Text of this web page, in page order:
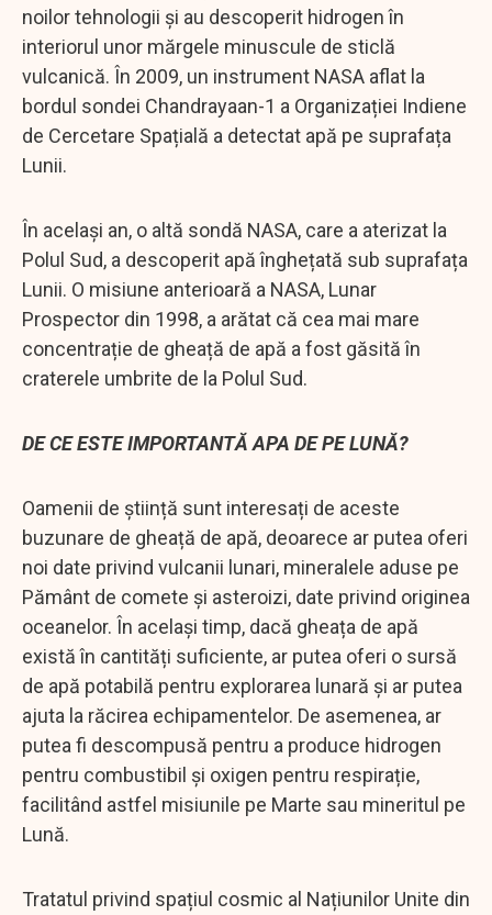
noilor tehnologii și au descoperit hidrogen în
interiorul unor mărgele minuscule de sticlă
vulcanică. În 2009, un instrument NASA aflat la
bordul sondei Chandrayaan-1 a Organizației Indiene
de Cercetare Spațială a detectat apă pe suprafața
Lunii.
În același an, o altă sondă NASA, care a aterizat la
Polul Sud, a descoperit apă înghețată sub suprafața
Lunii. O misiune anterioară a NASA, Lunar
Prospector din 1998, a arătat că cea mai mare
concentrație de gheață de apă a fost găsită în
craterele umbrite de la Polul Sud.
DE CE ESTE IMPORTANTĂ APA DE PE LUNĂ?
Oamenii de știință sunt interesați de aceste
buzunare de gheață de apă, deoarece ar putea oferi
noi date privind vulcanii lunari, mineralele aduse pe
Pământ de comete și asteroizi, date privind originea
oceanelor. În același timp, dacă gheața de apă
există în cantități suficiente, ar putea oferi o sursă
de apă potabilă pentru explorarea lunară și ar putea
ajuta la răcirea echipamentelor. De asemenea, ar
putea fi descompusă pentru a produce hidrogen
pentru combustibil și oxigen pentru respirație,
facilitând astfel misiunile pe Marte sau mineritul pe
Lună.
Tratatul privind spațiul cosmic al Națiunilor Unite din